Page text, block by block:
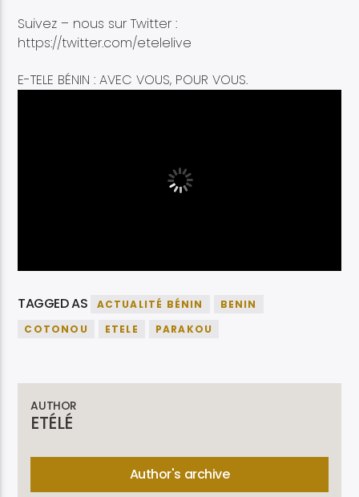
Suivez – nous sur Twitter :
https://twitter.com/etelelive
E-TELE BÉNIN : AVEC VOUS, POUR VOUS.
TAGGED AS ACTUALITÉ BÉNIN
BENIN
COTONOU
ETELE PARAKOU
AUTHOR
ETÉLÉ
Author's archive